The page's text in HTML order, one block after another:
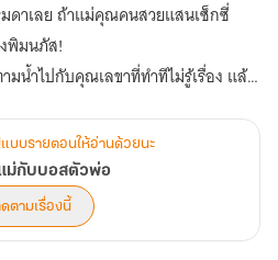
ดาเลย ถ้าแม่คุณคนสวยแสนเซ็กซี่
พิมนภัส!
มน้ำไปกับคุณเลขาที่ทำทีไม่รู้เรื่อง แล้ว
! ให้ตายเหอะ...แม่คุณ
รียบร้อยมันจะทำให้ผมจำไม่ได้เชียวรึ
วิกแล้วพูดครับทำให้ทุกคนในเรื่องคิด
แบบรายตอนให้อ่านด้วยนะ
ม่กับบอสตัวพ่อ
ตามเรื่องนี้